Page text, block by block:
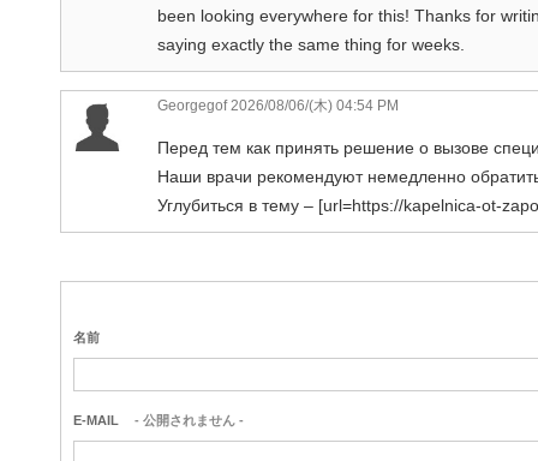
been looking everywhere for this! Thanks for
saying exactly the same thing for weeks.
Georgegof 2026/08/06/(木) 04:54 PM
Перед тем как принять решение о вызове
Наши врачи рекомендуют немедленно
Углубиться в тему – [url=https://kapelnica-ot-
名前
E-MAIL - 公開されません -